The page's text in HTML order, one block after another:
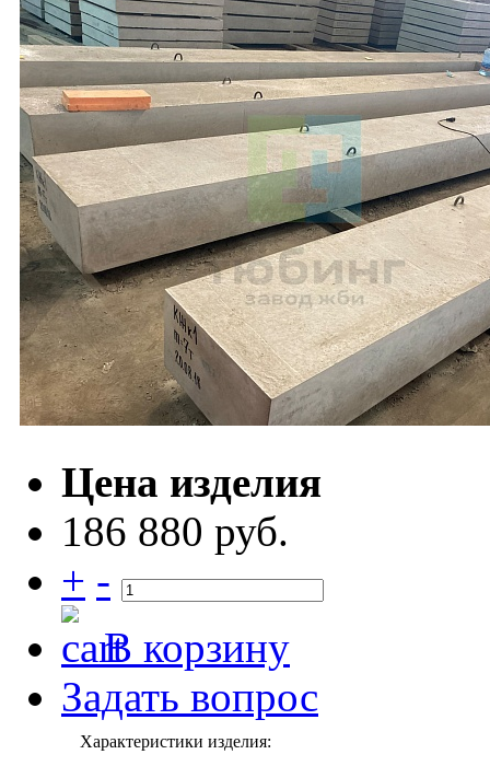
Цена изделия
186 880 руб.
+ -
В корзину
Задать вопрос
Характеристики изделия: